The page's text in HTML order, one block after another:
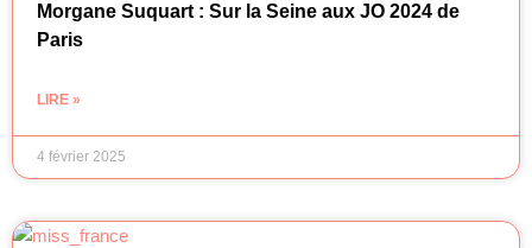
Morgane Suquart : Sur la Seine aux JO 2024 de
Paris
LIRE »
4 février 2025